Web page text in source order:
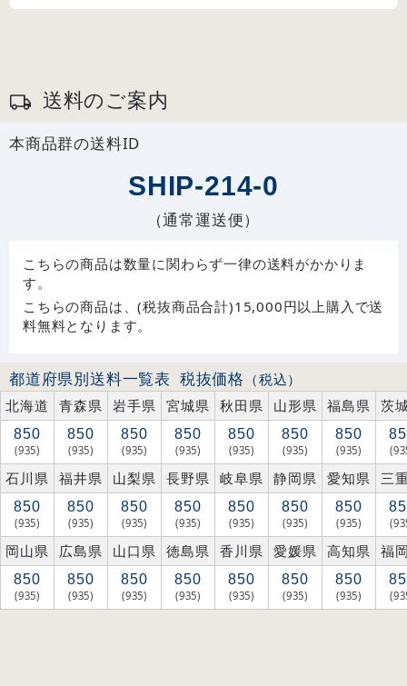
送料のご案内
本商品群の送料ID
SHIP-214-0
（通常運送便）
こちらの商品は数量に関わらず一律の送料がかかりま
す。
こちらの商品は、(税抜商品合計)15,000円以上購入で送
料無料となります。
都道府県別送料一覧表 税抜価格 （税込）
北海道
青森県 岩手県 宮城県 秋田県 山形県 福島県 茨
850
(935)
850
(935)
850
(935)
850
(935)
850
(935)
850
(935)
850
(935)
石川県 福井県 山梨県 長野県 岐阜県 静岡県 愛知県 三
850
(935)
850
(935)
850
(935)
850
(935)
850
(935)
850
(935)
850
(935)
岡山県 広島県 山口県 徳島県 香川県 愛媛県 高知県 福
850
(935)
850
(935)
850
(935)
850
(935)
850
(935)
850
(935)
850
(935)